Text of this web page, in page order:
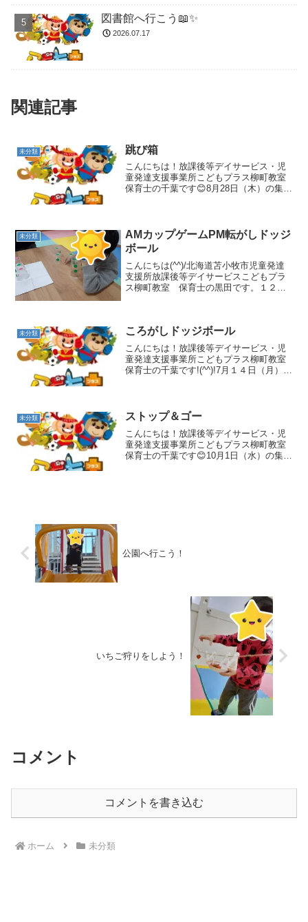
図書館へ行こう📖✨
2026.07.17
関連記事
未分類 跳び箱
こんにちは！放課後等デイサービス・児
童発達支援事業所こどもプラス柳町教室
保育士の千葉です😊8月28日（木）の集団
ら順番に跳んで...
未分類
AMカップゲームPM転がしドッジ
ボール
こんにちは(^^)/北海道苫小牧市児童発達
支援所放課後等デイサービスこどもプラ
ス柳町教室 保育士の黒田です。１２月
の勝ち！というル...
未分類 ころがしドッジボール
こんにちは！放課後等デイサービス・児
童発達支援事業所こどもプラス柳町教室
保育士の千葉です!(^^)!7月１４日（月）の
なくなったら終...
未分類 ストップ＆ゴー
こんにちは！放課後等デイサービス・児
童発達支援事業所こどもプラス柳町教室
保育士の千葉です😊10月1日（水）の集団
公園へ行こう！
いちご狩りをしよう！
コメント
コメントを書き込む
ホーム 未分類